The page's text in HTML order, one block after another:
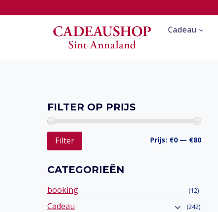
Cadeau
FILTER OP PRIJS
Min.
Max.
Filter Prijs: €0 — €80
CATEGORIEËN
booking (12)
Cadeau (242)